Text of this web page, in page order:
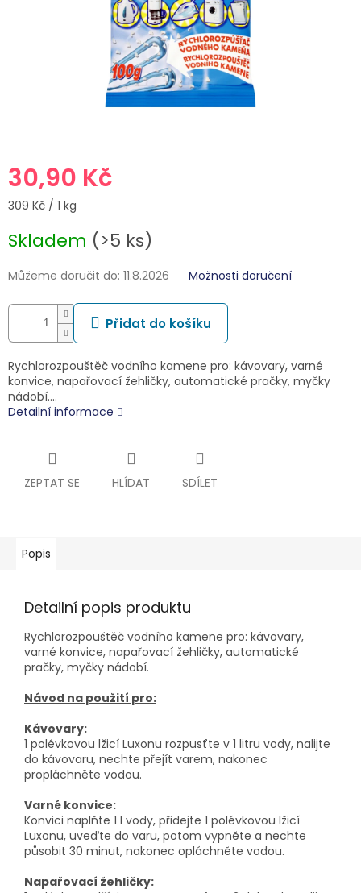
30,90 Kč
Měrná
309 Kč / 1 kg
Skladem (>5 ks)
Můžeme doručit do: 11.8.2026 Možnosti doručení
Přidat do košíku
Rychlorozpouštěč vodního kamene pro: kávovary, varné
konvice, napařovací žehličky, automatické pračky, myčky
nádobí.…
Detailní informace
ZEPTAT SE HLÍDAT SDÍLET
Popis
Detailní popis produktu
Rychlorozpouštěč vodního kamene pro: kávovary,
varné konvice, napařovací žehličky, automatické
pračky, myčky nádobí.
Návod na použití pro:
Kávovary:
1 polévkovou lžicí Luxonu rozpusťte v 1 litru vody, nalijte
do kávovaru, nechte přejít varem, nakonec
propláchněte vodou.
Varné konvice:
Konvici naplňte 1 l vody, přidejte 1 polévkovou lžicí
Luxonu, uveďte do varu, potom vypněte a nechte
působit 30 minut, nakonec opláchněte vodou.
Napařovací žehličky: